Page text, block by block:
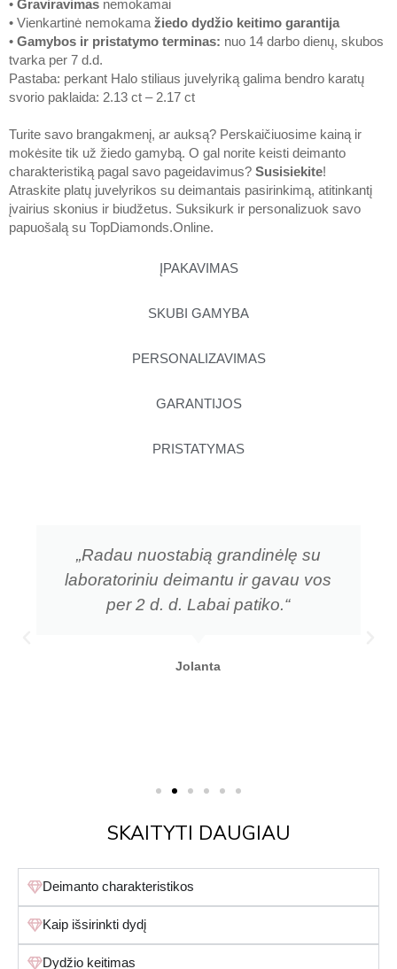
ĮPAKAVIMAS
SKUBI GAMYBA
PERSONALIZAVIMAS
GARANTIJOS
PRISTATYMAS
• Graviravimas nemokamai
• Vienkartinė nemokama žiedo dydžio keitimo garantija
• Gamybos ir pristatymo terminas: nuo 14 darbo dienų, skubos
tvarka per 7 d.d.
Pastaba: perkant Halo stiliaus juvelyriką galima bendro karatų
svorio paklaida: 2.13 ct – 2.17 ct
Turite savo brangakmenį, ar auksą? Perskaičiuosime kainą ir
mokėsite tik už žiedo gamybą. O gal norite keisti deimanto
charakteristiką pagal savo pageidavimus? Susisiekite!
Atraskite platų juvelyrikos su deimantais pasirinkimą, atitinkantį
įvairius skonius ir biudžetus. Suksikurk ir personalizuok savo
papuošalą su TopDiamonds.Online.
„Radau nuostabią grandinėlę su
laboratoriniu deimantu ir gavau vos
per 2 d. d. Labai patiko.“
Jolanta
SKAITYTI DAUGIAU
Deimanto charakteristikos
Kaip išsirinkti dydį
Dydžio keitimas